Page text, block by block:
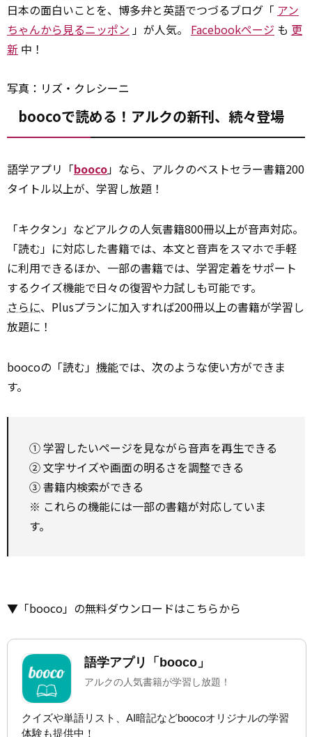
日本の面白いことを、博多弁と英語でつづるブログ「 アン
ちゃんから見るニッポン 」が人気。 Facebookページ も 更
新 中！
写真：リズ・クレシーニ
boocoで読める！アルクの新刊、続々登場
語学アプリ「booco」なら、アルクのベストセラー書籍200
タイトル以上が、学習し放題！
「キクタン」などアルクの人気書籍800冊以上が音声対応。
「読む」に対応した書籍では、本文と音声をスマホで手軽
に利用できるほか、一部の書籍では、学習定着をサポート
するクイズ機能で日々の復習や力試しも可能です。
さらに、Plusプランに加入すれば200冊以上の書籍が学習し
放題に！
boocoの「読む」 機能では、次のような使い方ができま
す。
① 学習したいページを見ながら音声を再生できる
② 文字サイズや画面の明るさを調整できる
③ 書籍内検索ができる
※ これらの機能には一部の書籍が対応していま
す。
▼「booco」の無料ダウンロードはこちらから